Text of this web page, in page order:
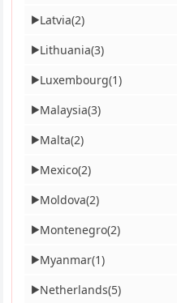
▶Latvia(2)
▶Lithuania(3)
▶Luxembourg(1)
▶Malaysia(3)
▶Malta(2)
▶Mexico(2)
▶Moldova(2)
▶Montenegro(2)
▶Myanmar(1)
▶Netherlands(5)